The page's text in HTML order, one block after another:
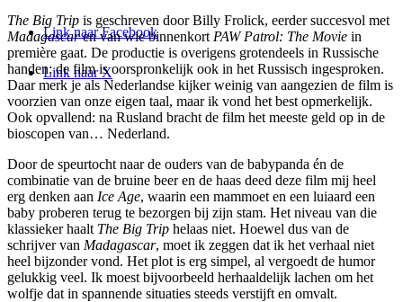
Link naar Facebook
Link naar X
The Big Trip is geschreven door Billy Frolick, eerder succesvol met
Madagascaren van wie binnenkort PAW Patrol: The Movie in
première gaat. De productie is overigens grotendeels in Russische
handen; de film is oorspronkelijk ook in het Russisch ingesproken.
Daar merk je als Nederlandse kijker weinig van aangezien de film is
voorzien van onze eigen taal, maar ik vond het best opmerkelijk.
Ook opvallend: na Rusland bracht de film het meeste geld op in de
bioscopen van… Nederland.
Door de speurtocht naar de ouders van de babypanda én de
combinatie van de bruine beer en de haas deed deze film mij heel
erg denken aan Ice Age, waarin een mammoet en een luiaard een
baby proberen terug te bezorgen bij zijn stam. Het niveau van die
klassieker haalt The Big Trip helaas niet. Hoewel dus van de
schrijver van Madagascar, moet ik zeggen dat ik het verhaal niet
heel bijzonder vond. Het plot is erg simpel, al vergoedt de humor
gelukkig veel. Ik moest bijvoorbeeld herhaaldelijk lachen om het
wolfje dat in spannende situaties steeds verstijft en omvalt.